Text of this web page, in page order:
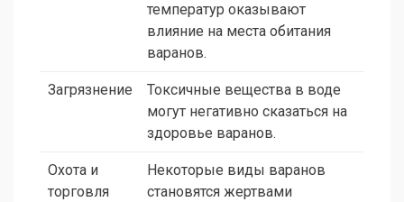
температур оказывают
влияние на места обитания
варанов.
Загрязнение
Токсичные вещества в воде
могут негативно сказаться на
здоровье варанов.
Охота и
торговля
Некоторые виды варанов
становятся жертвами